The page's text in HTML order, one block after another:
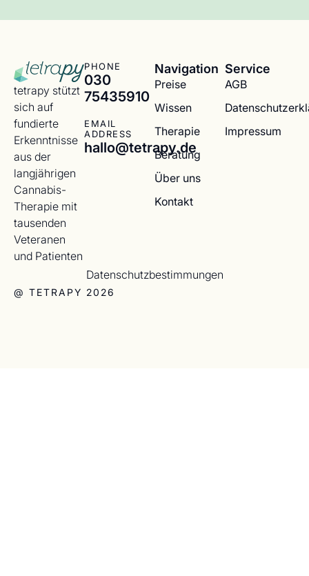
tetrapy stützt
sich auf
fundierte
Erkenntnisse
aus der
langjährigen
Cannabis-
Therapie mit
tausenden
Veteranen
und Patienten
PHONE
030
75435910
EMAIL
ADDRESS
hallo@tetrapy.de
Navigation
Preise
Wissen
Therapie
Beratung
Über uns
Kontakt
Service
AGB
Impressum
@ TETRAPY 2026
Datenschutzbestimmungen